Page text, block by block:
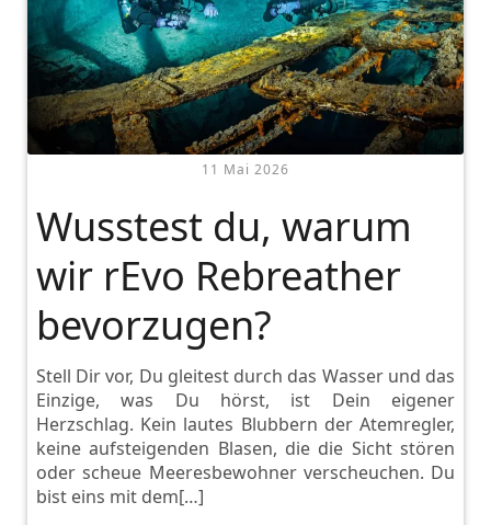
11 Mai 2026
Wusstest du, warum
wir rEvo Rebreather
bevorzugen?
Stell Dir vor, Du gleitest durch das Wasser und das
Einzige, was Du hörst, ist Dein eigener
Herzschlag. Kein lautes Blubbern der Atemregler,
keine aufsteigenden Blasen, die die Sicht stören
oder scheue Meeresbewohner verscheuchen. Du
bist eins mit dem[…]